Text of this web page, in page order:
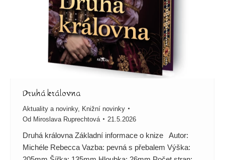
Druhá královna
Aktuality a novinky, Knižní novinky
Od Miroslava Ruprechtová 21.5.2026
Druhá královna Základní informace o knize Autor:
Michéle Rebecca Vazba: pevná s přebalem Výška: